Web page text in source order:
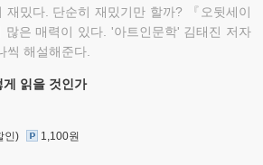
재밌다. 단순히 재밌기만 할까? 『오뒷세이
많은 매력이 있다. '아트인문학' 김태진 저자
씩 해설해준다.
게 읽을 것인가
인) 1,100원